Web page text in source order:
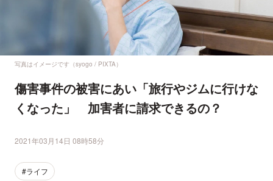
写真はイメージです（syogo / PIXTA）
傷害事件の被害にあい「旅行やジムに行けな
くなった」 加害者に請求できるの？
2021年03月14日 08時58分
#ライフ